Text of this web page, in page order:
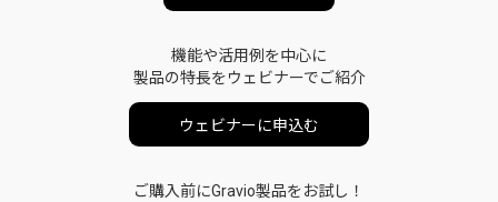
機能や活用例を中心に
製品の特長をウェビナーでご紹介
ウェビナーに申込む
ご購入前にGravio製品をお試し！